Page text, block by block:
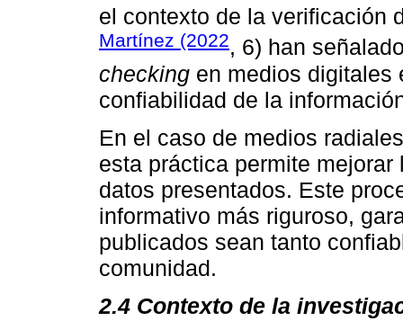
el contexto de la verificación
Martínez (2022, 6) han
checking en medios digitales
confiabilidad de la
En el caso de medios
esta práctica permite
datos presentados. Este
informativo más riguroso,
publicados sean tanto
comunidad.
2.4 Contexto de la